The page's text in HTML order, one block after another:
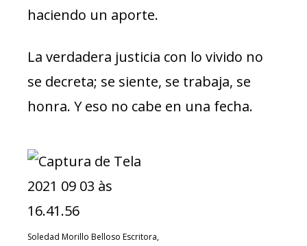
haciendo un aporte.
La verdadera justicia con lo vivido no
se decreta; se siente, se trabaja, se
honra. Y eso no cabe en una fecha.
Soledad Morillo Belloso Escritora,